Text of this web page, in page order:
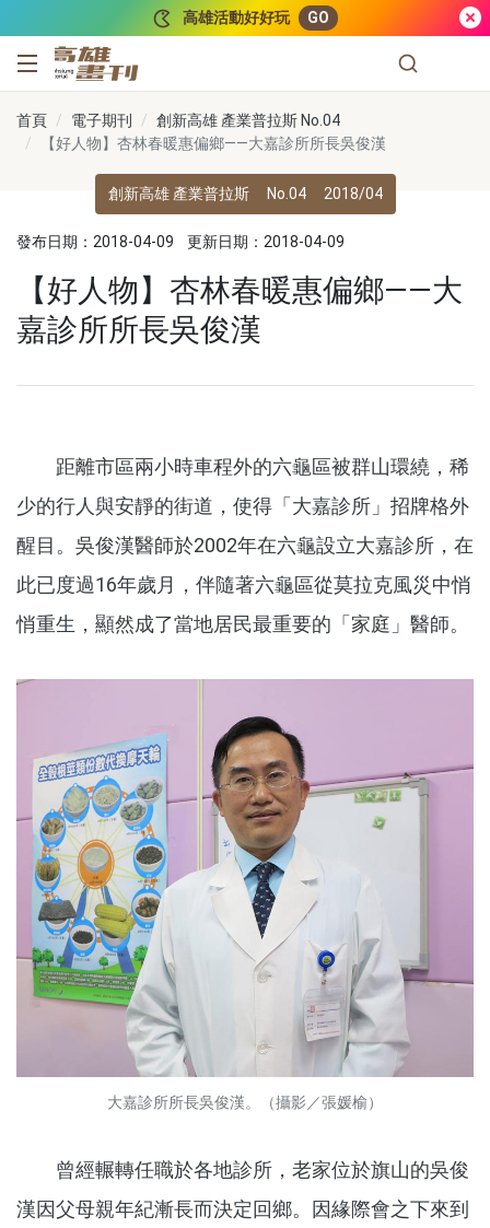
高雄活動好好玩 GO
高雄畫刊
首頁 電子期刊
創新高雄 產業普拉斯 No.04
【好人物】杏林春暖惠偏鄉——大嘉診所所長吳俊漢
創新高雄 產業普拉斯 No.04 2018/04
發布日期：2018-04-09 更新日期：2018-04-09
【好人物】杏林春暖惠偏鄉——大
嘉診所所長吳俊漢
距離市區兩小時車程外的六龜區被群山環繞，稀
少的行人與安靜的街道，使得「大嘉診所」招牌格外
醒目。吳俊漢醫師於2002年在六龜設立大嘉診所，在
此已度過16年歲月，伴隨著六龜區從莫拉克風災中悄
悄重生，顯然成了當地居民最重要的「家庭」醫師。
大嘉診所所長吳俊漢。（攝影／張媛榆）
曾經輾轉任職於各地診所，老家位於旗山的吳俊
漢因父母親年紀漸長而決定回鄉。因緣際會之下來到